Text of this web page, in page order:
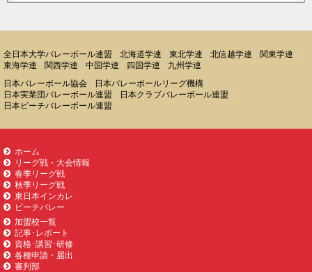
全日本大学バレーボール連盟 北海道学連 東北学連 北信越学連
関東学連
東海学連
関西学連 中国学連 四国学連
九州学連
日本バレーボール協会
日本バレーボールリーグ機構
日本実業団バレーボール連盟
日本クラブバレーボール連盟
日本ビーチバレーボール連盟
ホーム
リーグ戦・大会情報
春季リーグ戦
秋季リーグ戦
東日本インカレ
ビーチバレー
加盟校一覧
記事･レポート
資格･講習･研修
各種申請・届出
審判部